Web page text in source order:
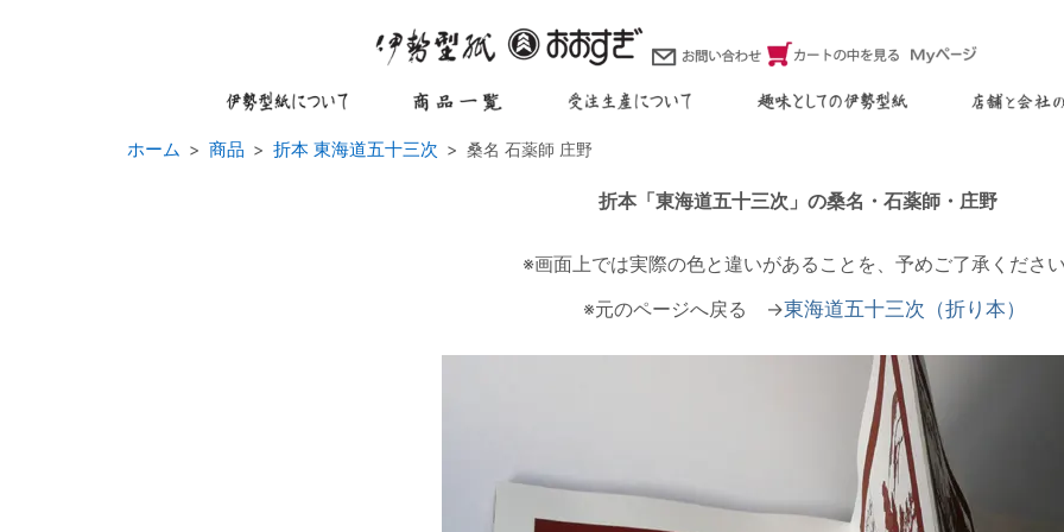
ホーム 商品 折本 東海道五十三次 桑名 石薬師 庄野
折本「東海道五十三次」の桑名・石薬師・庄野
※画面上では実際の色と違いがあることを、予めご了承くださ
※元のページへ戻る →東海道五十三次（折り本）